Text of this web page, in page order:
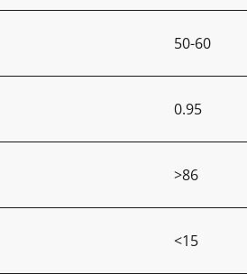
50-60
0.95
>86
<15